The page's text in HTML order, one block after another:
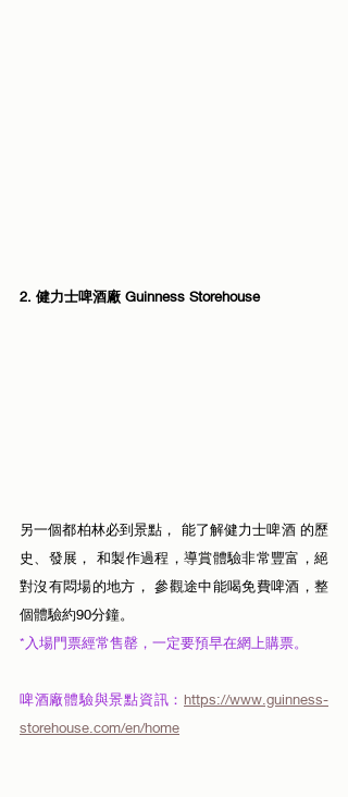
2. 健力士啤酒廠 Guinness Storehouse
另一個都柏林必到景點， 能了解健力士啤酒 的歷
史、發展， 和製作過程，導賞體驗非常豐富，絕
對沒有悶場的地方， 參觀途中能喝免費啤酒，整
個體驗約90分鐘。
*入場門票經常售罄，一定要預早在網上購票。
啤酒廠體驗與景點資訊： https://www.guinness-
storehouse.com/en/home